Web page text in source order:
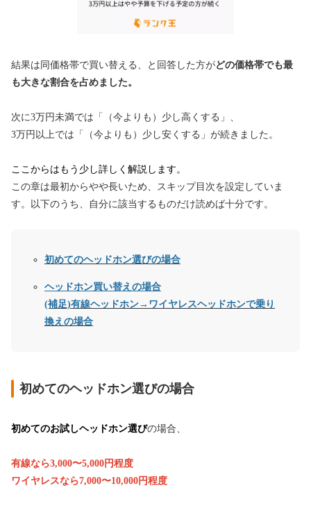
結果は同価格帯で買い替える、と回答した方がどの価格帯でも最
も大きな割合を占めました。
次に3万円未満では「（今よりも）少し高くする」、
3万円以上では「（今よりも）少し安くする」が続きました。
ここからはもう少し詳しく解説します。
この章は最初からやや長いため、スキップ目次を設定していま
す。
以下のうち、自分に該当するものだけ読めば十分です。
初めてのヘッドホン選びの場合
ヘッドホン買い替えの場合
(補足)有線ヘッドホン→ワイヤレスヘッドホンで乗り
換えの場合
初めてのヘッドホン選びの場合
初めてのお試しヘッドホン選びの場合、
有線なら3,000〜5,000円程度
ワイヤレスなら7,000〜10,000円程度